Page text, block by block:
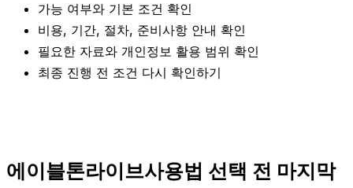
가능 여부와 기본 조건 확인
비용, 기간, 절차, 준비사항 안내 확인
필요한 자료와 개인정보 활용 범위 확인
최종 진행 전 조건 다시 확인하기
에이블톤라이브사용법 선택 전 마지막